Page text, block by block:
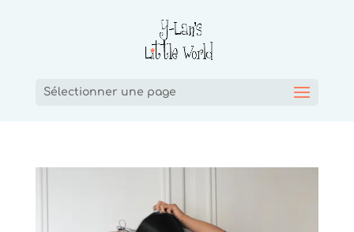
Sélectionner une page